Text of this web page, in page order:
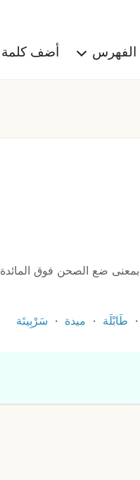
الفهرس أضف كلمة
ضع الصحن فوق المائدة
طَابْلَة ميدة سَرْبِيتَة